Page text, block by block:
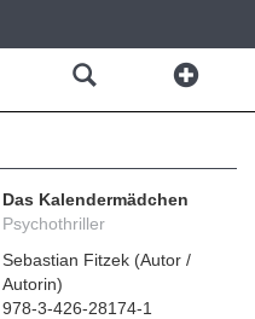
Das Kalendermädchen
Psychothriller
Sebastian Fitzek (Autor /
Autorin)
978-3-426-28174-1